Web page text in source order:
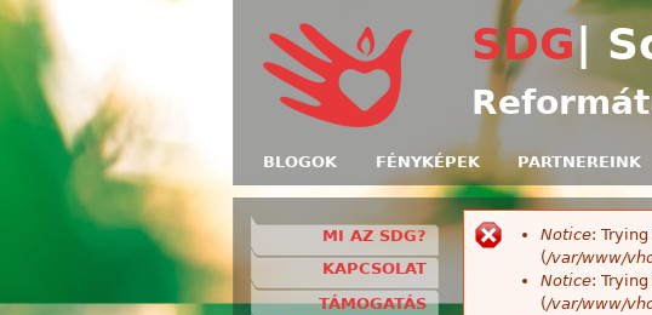
SDG|
BLOGOK FÉNYKÉPEK PARTNEREINK
Notice:
(/var/www/
Notice:
(/var/www/
MI AZ SDG?
KAPCSOLAT
TÁMOGATÁS